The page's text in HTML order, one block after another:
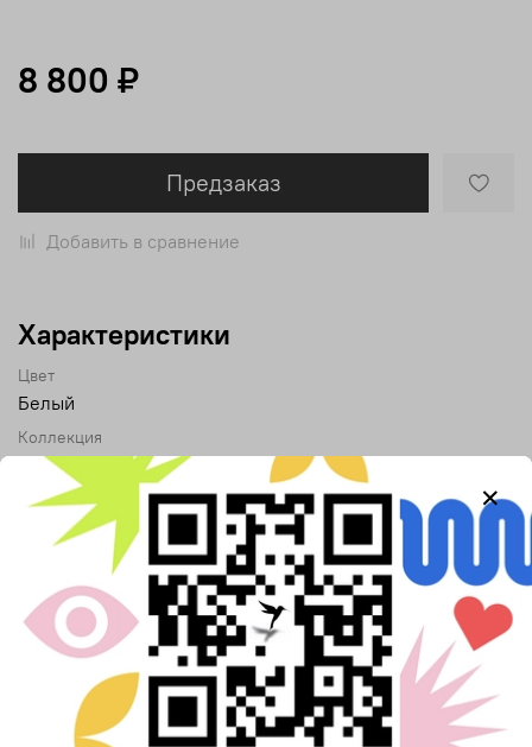
8 800 ₽
Предзаказ
Добавить в сравнение
Характеристики
Цвет
Белый
Коллекция
Вокруг импрессионизма
Описание
Источник вдохновения — картина Поля Гогена «А, ты
ревнуешь?» (1892).
Тиаре — белый цветок, который кочует по всем
таитянским полотнам Гогена. Он в волосах женщин, на
песке, в композиции — как символ ускользающего рая.